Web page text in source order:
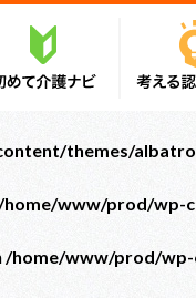
themes/
www/prod/wp-
/home/www/prod/